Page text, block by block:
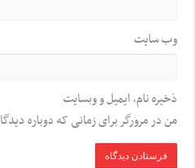
وب‌ سایت
ذخیره نام، ایمیل و وبسایت
من در مرورگر برای زمانی که دوباره